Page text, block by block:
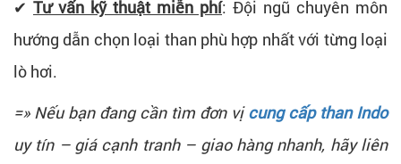
✔ Tư vấn kỹ thuật miễn phí: Đội ngũ chuyên môn
hướng dẫn chọn loại than phù hợp nhất với từng loại
lò hơi.
=» Nếu bạn đang cần tìm đơn vịcung cấp than Indo
uy tín – giá cạnh tranh – giao hàng nhanh, hãy liên